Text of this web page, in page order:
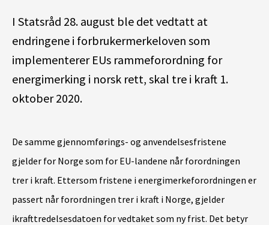
I Statsråd 28. august ble det vedtatt at
endringene i forbrukermerkeloven som
implementerer EUs rammeforordning for
energimerking i norsk rett, skal tre i kraft 1.
oktober 2020.
De samme gjennomførings- og anvendelsesfristene
gjelder for Norge som for EU-landene når forordningen
trer i kraft. Ettersom fristene i energimerkeforordningen er
passert når forordningen trer i kraft i Norge, gjelder
ikrafttredelsesdatoen for vedtaket som ny frist. Det betyr